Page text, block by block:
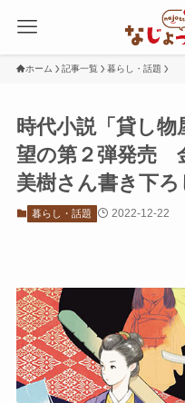
ホーム 記事一覧 暮らし・話題
時代小説「貸し
望の第２弾発売
美樹さん書き下ろ
暮らし・話題 2022-12-22